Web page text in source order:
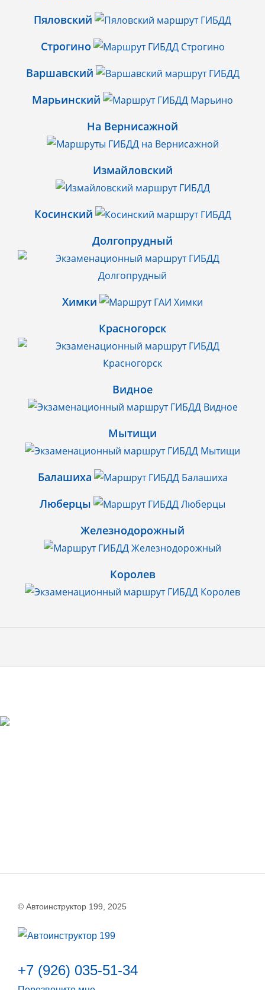
Пяловский
Строгино
Варшавский
Марьинский
На Вернисажной
Измайловский
Косинский
Долгопрудный
Химки
Красногорск
Видное
Мытищи
Балашиха
Люберцы
Железнодорожный
Королев
+7 (926) 035-51-34
© Автоинструктор 199, 2025